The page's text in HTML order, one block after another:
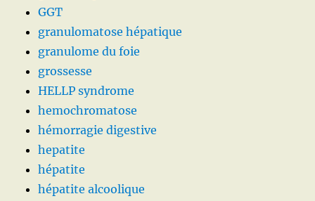
GGT
granulomatose hépatique
granulome du foie
grossesse
HELLP syndrome
hemochromatose
hémorragie digestive
hepatite
hépatite
hépatite alcoolique